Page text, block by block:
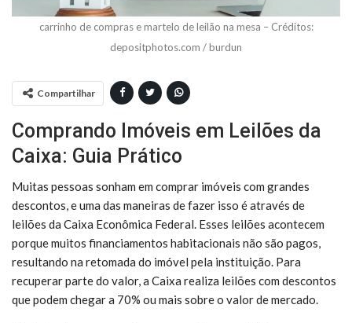
carrinho de compras e martelo de leilão na mesa – Créditos:
depositphotos.com / burdun
Compartilhar
Comprando Imóveis em Leilões da
Caixa: Guia Prático
Muitas pessoas sonham em comprar imóveis com grandes
descontos, e uma das maneiras de fazer isso é através de
leilões da Caixa Econômica Federal. Esses leilões acontecem
porque muitos financiamentos habitacionais não são pagos,
resultando na retomada do imóvel pela instituição. Para
recuperar parte do valor, a Caixa realiza leilões com descontos
que podem chegar a 70% ou mais sobre o valor de mercado.